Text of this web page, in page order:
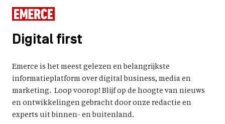
Digital first
Emerce is het meest gelezen en belangrijkste
informatieplatform over digital business, media en
marketing. Loop voorop! Blijf op de hoogte van nieuws
en ontwikkelingen gebracht door onze redactie en
experts uit binnen- en buitenland.